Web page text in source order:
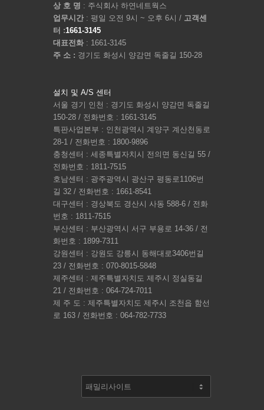
상 호 명 : 주식회사 하연네트웍스
업무시간 : 평일 오전 9시 ~ 오후 6시 / 고객센
터 :1661-3145
대표전화 : 1661-3145
주 소 : 경기도 화성시 양감면 독줄길 150-28
설치 및 A/S 센터
서울 경기 인천 : 경기도 화성시 양감면 독줄길
150-28 / 전화번호 : 1661-3145
특판사업본부 : 인천광역시 계양구 계산천동로
28-1 / 전화번호 : 1800-9896
충청센터 : 세종특별자치시 전의면 동신길 55 /
전화번호 : 1811-7515
호남센터 : 광주광역시 광산구 평동로1106번
길 32 / 전화번호 : 1661-8541
대구센터 : 경상북도 경산시 사동 588-6 / 전화
번호 : 1811-7515
부산센터 : 부산광역시 서구 부용로 14-36 / 전
화번호 : 1899-7311
강원센터 : 강원도 강릉시 동해대로3406번길
23 / 전화번호 : 070-8015-5848
제주센터 : 제주특별자치도 제주시 정실동길
21 / 전화번호 : 064-724-7011
제 주 도 : 제주특별자치도 제주시 조천읍 함선
로 163 / 전화번호 : 064-782-7733